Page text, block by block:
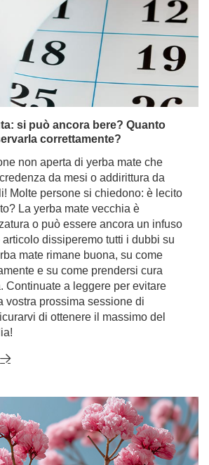
si può ancora bere? Quanto
correttamente?
non aperta di yerba mate che
da mesi o addirittura da
Molte persone si chiedono: è lecito
La yerba mate vecchia è
o può essere ancora un infuso
dissiperemo tutti i dubbi su
mate rimane buona, su come
e su come prendersi cura
Continuate a leggere per evitare
vostra prossima sessione di
di ottenere il massimo del